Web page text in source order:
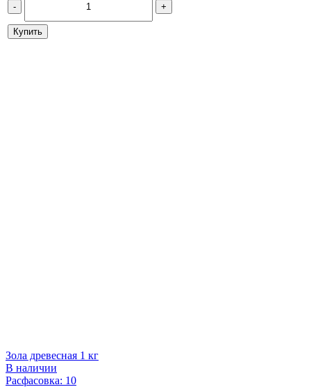
- +
Купить
Зола древесная 1 кг
В наличии
Расфасовка: 10